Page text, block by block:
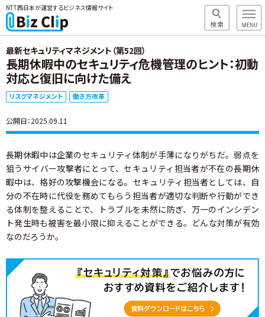
NTT西日本が運営するビジネス情報サイト
最新セキュリティマネジメント（第52回）
長期休暇中のセキュリティ危機管理のヒント：初動
対応と復旧に向けた備え
リスクマネジメント 働き方改革
公開日：2025.09.11
長期休暇中は企業のセキュリティ体制が手薄になりがちだ。弱点を
狙うサイバー攻撃者にとって、セキュリティ担当者が不在の長期休
暇中は、格好の攻撃機会になる。セキュリティ担当者としては、自
分の不在時に代役を務めてもらう担当者が適切な判断や行動ができ
る体制を整えることで、トラブルを未然に防ぎ、万一のインシデン
ト発生時も被害を最小限に抑えることができる。どんな対策が有効
なのだろうか。